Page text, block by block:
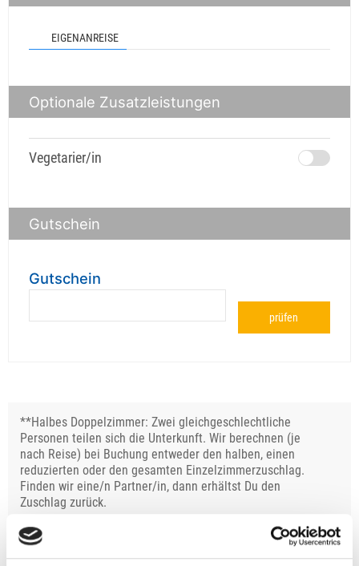
EIGENANREISE
Optionale Zusatzleistungen
Vegetarier/in
Gutschein
Gutschein
prüfen
**Halbes Doppelzimmer: Zwei gleichgeschlechtliche
Personen teilen sich die Unterkunft. Wir berechnen (je
nach Reise) bei Buchung entweder den halben, einen
reduzierten oder den gesamten Einzelzimmerzuschlag.
Finden wir eine/n Partner/in, dann erhältst Du den
Zuschlag zurück.
Unsere Reisen und Seminare sind nicht barrierefrei.